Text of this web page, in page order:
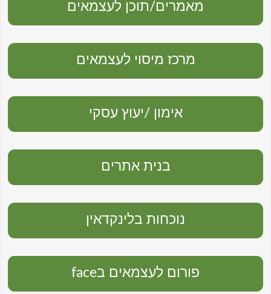
מאמרים/תוכן לעצמאים
מרכז מיסוי לעצמאים
אימון /יעוץ עסקי
בנית אתרים
נוכחות בלינקדאין
פורום לעצמאים בface